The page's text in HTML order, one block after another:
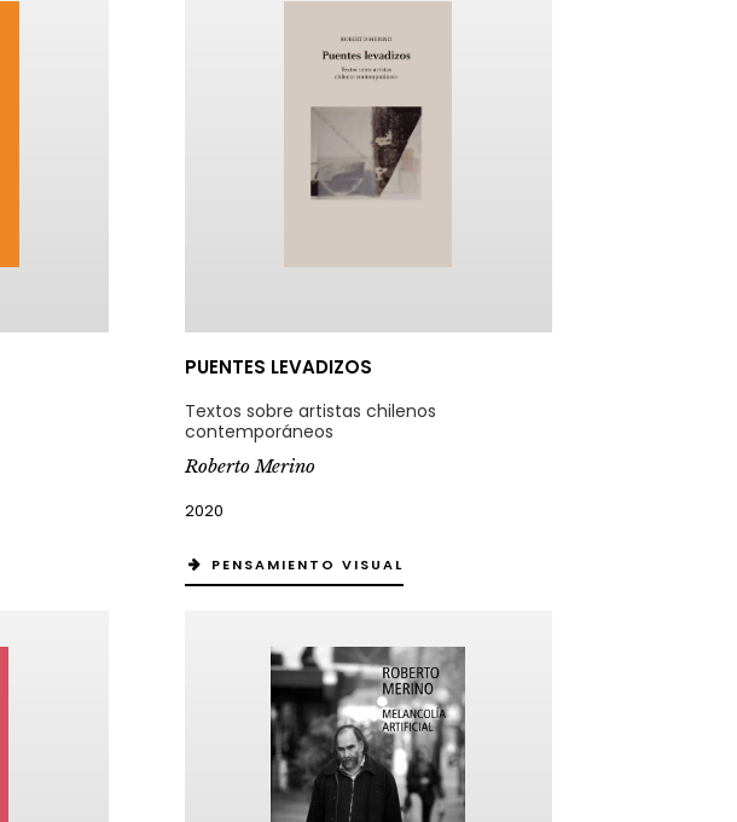
PUENTES LEVADIZOS
Textos sobre artistas chilenos
contemporáneos
Roberto Merino
2020
PENSAMIENTO VISUAL